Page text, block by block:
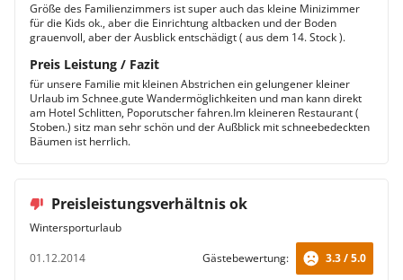
Größe des Familienzimmers ist super auch das kleine Minizimmer
für die Kids ok., aber die Einrichtung altbacken und der Boden
grauenvoll, aber der Ausblick entschädigt ( aus dem 14. Stock ).
Preis Leistung / Fazit
für unsere Familie mit kleinen Abstrichen ein gelungener kleiner
Urlaub im Schnee.gute Wandermöglichkeiten und man kann direkt
am Hotel Schlitten, Poporutscher fahren.Im kleineren Restaurant (
Stoben.) sitz man sehr schön und der Außblick mit schneebedeckten
Bäumen ist herrlich.
Preisleistungsverhältnis ok
Wintersporturlaub
01.12.2014
Gästebewertung: 3.3 / 5.0